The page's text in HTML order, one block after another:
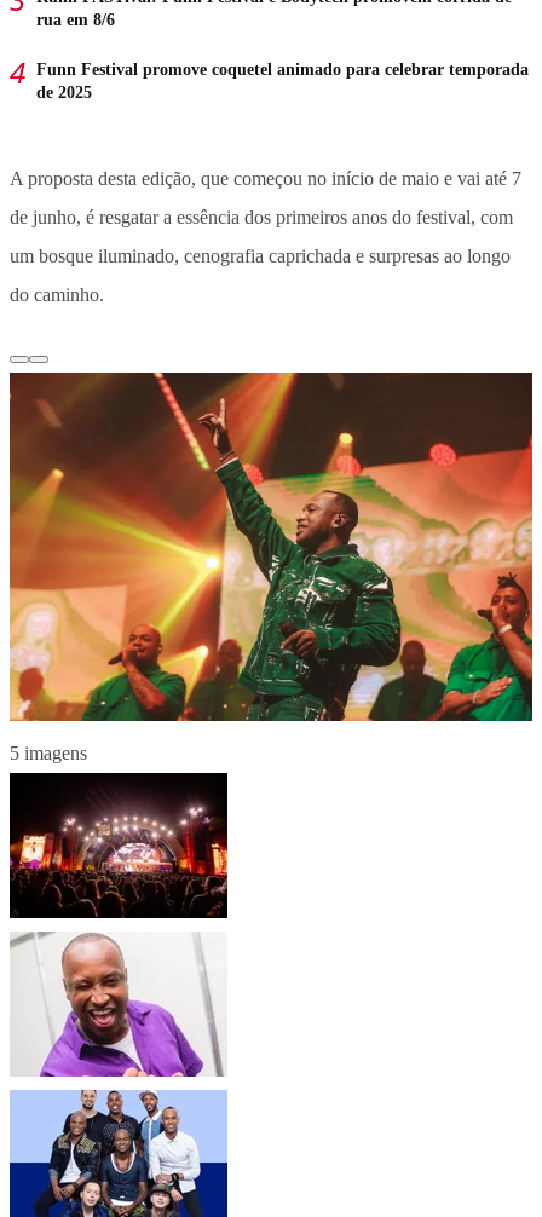
rua em 8/6
Funn Festival promove coquetel animado para celebrar temporada
de 2025
A proposta desta edição, que começou no início de maio e vai até 7
de junho, é resgatar a essência dos primeiros anos do festival, com
um bosque iluminado, cenografia caprichada e surpresas ao longo
do caminho.
5 imagens